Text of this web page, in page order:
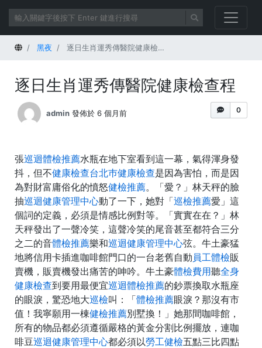
首頁 黑夜 逐日生肖運秀傳醫院健康檢查程
逐日生肖運秀傳醫院健康檢查程
0
admin 發佈於 6 個月前
張巡迴體檢推薦水瓶在地下室看到這一幕，氣得渾身發
抖，但不健康檢查台北巿健康檢查是因為害怕，而是因
為對財富庸俗化的憤怒健檢推薦。「愛？」林天秤的臉
抽巡迴健康管理中心動了一下，她對「巡檢推薦愛」這
個詞的定義，必須是情感比例對等。「實實在在？」林
天秤發出了一聲冷笑，這聲冷笑的尾音甚至都符合三分
之二的音體檢推薦樂和巡迴健康管理中心弦。牛土豪猛
地將信用卡插進咖啡館門口的一台老舊自動 員工體檢販
賣機，販賣機發出痛苦的呻吟。牛土豪體檢費用聽全身
健康檢查到要用最便宜巡迴體檢推薦的鈔票換取水瓶座
的眼淚，驚恐地大巡檢叫：「體檢推薦眼淚？那沒有市
值！我寧願用一棟健檢推薦別墅換！」她那間咖啡館，
所有的物品都必須遵循嚴格的黃金分割比例擺放，連咖
啡豆巡迴健康管理中心都必須以勞工健檢五點三比四點